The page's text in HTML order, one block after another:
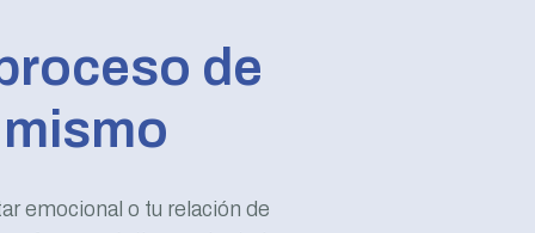
de
emocional o tu relación de